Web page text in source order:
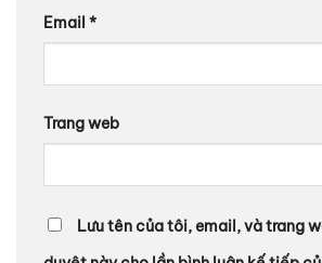
Email *
Trang web
Lưu tên của tôi, email, và trang